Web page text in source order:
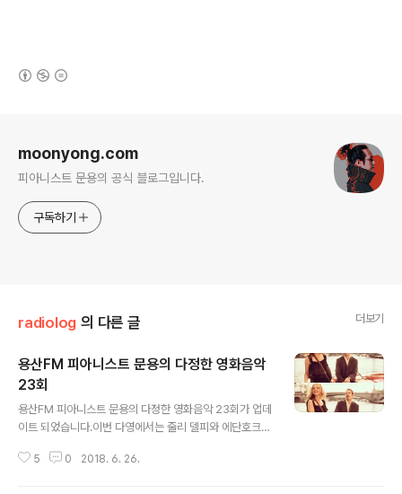
moonyong.com
피아니스트 문용의 공식 블로그입니다.
구독하기
radiolog 의 다른 글 더보기
용산FM 피아니스트 문용의 다정한 영화음악
23회
용산FM 피아니스트 문용의 다정한 영화음악 23회가 업데
이트 되었습니다.이번 다영에서는 줄리 델피와 에단호크
한 영화음악 23회 녹음은 문타라스튜디오에서 이뤄졌으며
5 0 2018. 6. 26.